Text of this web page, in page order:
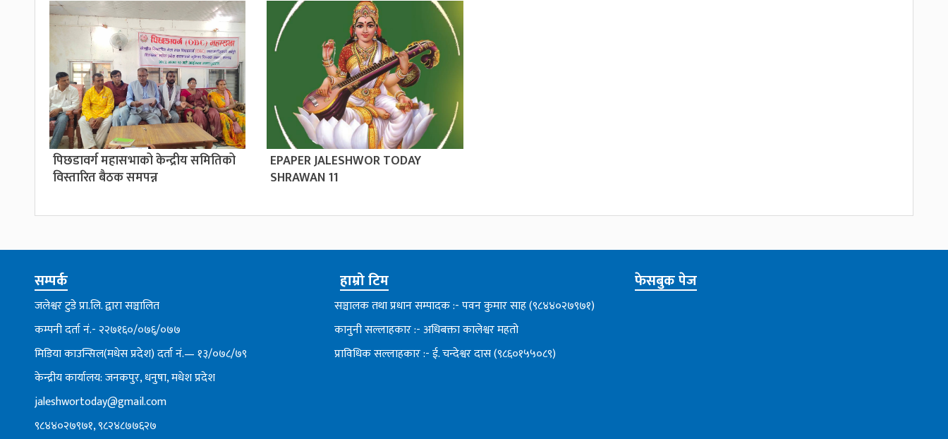
पिछडावर्ग महासभाको केन्द्रीय समितिको
विस्तारित बैठक समपन्न
EPAPER JALESHWOR TODAY
SHRAWAN 11
सम्पर्क
जलेश्वर टुडे प्रा.लि. द्वारा सञ्चालित
कम्पनी दर्ता नं.- २२७१६०/०७६्/०७७
मिडिया काउन्सिल(मधेस प्रदेश) दर्ता नं.— १३/०७८/७९
केन्द्रीय कार्यालय: जनकपुर, धनुषा, मधेश प्रदेश
jaleshwortoday@gmail.com
९८४४०२७९७१, ९८२४८७७६२७
हाम्रो टिम
सञ्चालक तथा प्रधान सम्पादक :- पवन कुमार साह (९८४४०२७९७१)
कानुनी सल्लाहकार :- अधिबक्ता कालेश्वर महतो
प्राविधिक सल्लाहकार :- ई. चन्देश्वर दास (९८६०१५५०८९)
फेसबुक पेज